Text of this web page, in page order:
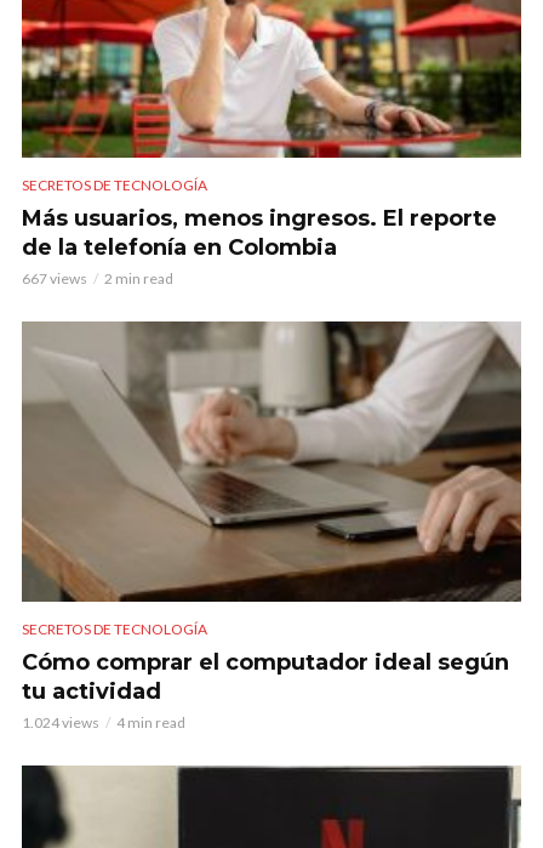
SECRETOS DE TECNOLOGÍA
Más usuarios, menos ingresos. El reporte
de la telefonía en Colombia
667 views 2 min read
SECRETOS DE TECNOLOGÍA
Cómo comprar el computador ideal según
tu actividad
1.024 views 4 min read